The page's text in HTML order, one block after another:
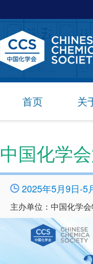
首页 关
中国化学
2025年5月9日-5
主办单位：中国化学